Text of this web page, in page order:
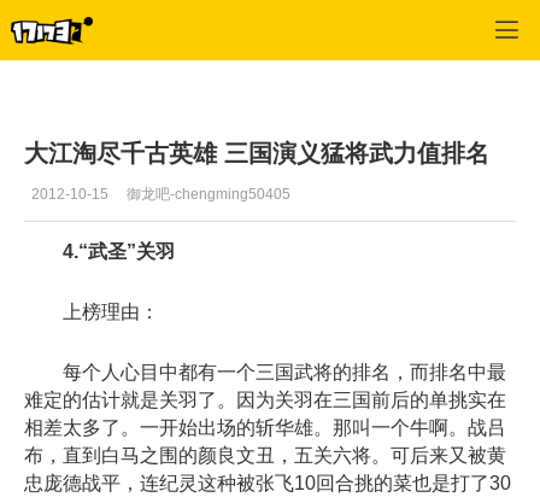
大江淘尽千古英雄 三国演义猛将武力值排名
2012-10-15 御龙吧-chengming50405
4.“武圣”关羽
上榜理由：
每个人心目中都有一个三国武将的排名，而排名中最
难定的估计就是关羽了。因为关羽在三国前后的单挑实在
相差太多了。一开始出场的斩华雄。那叫一个牛啊。战吕
布，直到白马之围的颜良文丑，五关六将。可后来又被黄
忠庞德战平，连纪灵这种被张飞10回合挑的菜也是打了30